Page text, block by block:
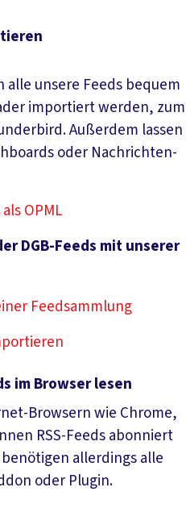
alle unsere Feeds bequem
importiert werden, zum
Außerdem lassen
oder Nachrichten-
OPML
DGB-Feeds mit unserer
Feedsammlung
im Browser lesen
Browsern wie Chrome,
RSS-Feeds abonniert
allerdings alle
oder Plugin.